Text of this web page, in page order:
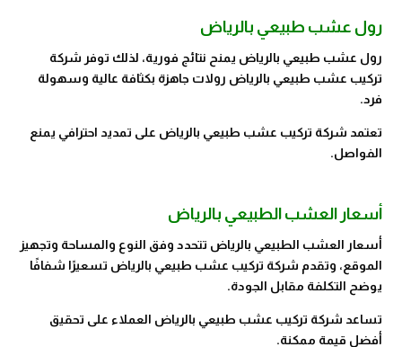
رول عشب طبيعي بالرياض
رول عشب طبيعي بالرياض يمنح نتائج فورية، لذلك توفر شركة
تركيب عشب طبيعي بالرياض رولات جاهزة بكثافة عالية وسهولة
فرد.
تعتمد شركة تركيب عشب طبيعي بالرياض على تمديد احترافي يمنع
الفواصل.
أسعار العشب الطبيعي بالرياض
أسعار العشب الطبيعي بالرياض تتحدد وفق النوع والمساحة وتجهيز
الموقع، وتقدم شركة تركيب عشب طبيعي بالرياض تسعيرًا شفافًا
يوضح التكلفة مقابل الجودة.
تساعد شركة تركيب عشب طبيعي بالرياض العملاء على تحقيق
أفضل قيمة ممكنة.